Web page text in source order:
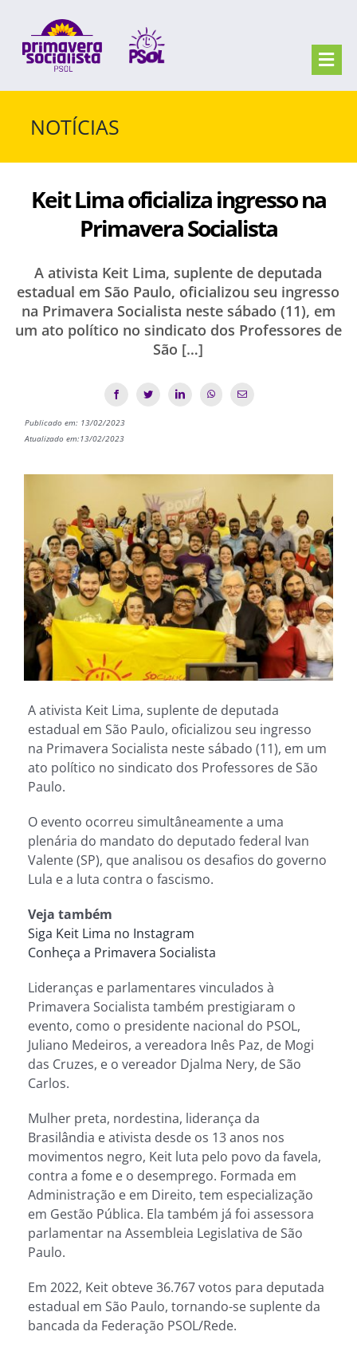
content
FILIE-SE
NOTÍCIAS
Keit Lima oficializa ingresso na
Primavera Socialista
A ativista Keit Lima, suplente de deputada
estadual em São Paulo, oficializou seu ingresso
na Primavera Socialista neste sábado (11), em
um ato político no sindicato dos Professores de
São […]
Publicado em: 13/02/2023
Atualizado em:13/02/2023
A ativista Keit Lima, suplente de deputada
estadual em São Paulo, oficializou seu ingresso
na Primavera Socialista neste sábado (11), em um
ato político no sindicato dos Professores de São
Paulo.
O evento ocorreu simultâneamente a uma
plenária do mandato do deputado federal Ivan
Valente (SP), que analisou os desafios do governo
Lula e a luta contra o fascismo.
Veja também
Siga Keit Lima no Instagram
Conheça a Primavera Socialista
Lideranças e parlamentares vinculados à
Primavera Socialista também prestigiaram o
evento, como o presidente nacional do PSOL,
Juliano Medeiros, a vereadora Inês Paz, de Mogi
das Cruzes, e o vereador Djalma Nery, de São
Carlos.
Mulher preta, nordestina, liderança da
Brasilândia e ativista desde os 13 anos nos
movimentos negro, Keit luta pelo povo da favela,
contra a fome e o desemprego. Formada em
Administração e em Direito, tem especialização
em Gestão Pública. Ela também já foi assessora
parlamentar na Assembleia Legislativa de São
Paulo.
Em 2022, Keit obteve 36.767 votos para deputada
estadual em São Paulo, tornando-se suplente da
bancada da Federação PSOL/Rede.